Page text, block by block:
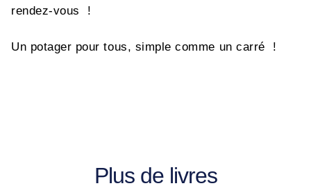
rendez-vous !
Un potager pour tous, simple comme un carré !
Plus de livres